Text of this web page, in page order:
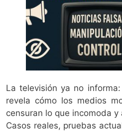
La televisión ya no
revela cómo los medios
censuran lo que incomoda
Casos reales, pruebas